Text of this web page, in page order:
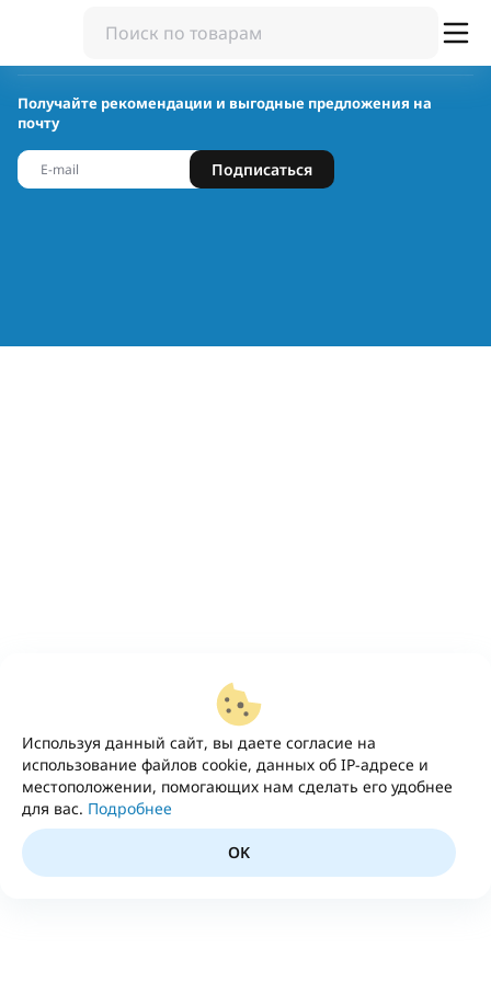
Используя данный сайт, вы даете согласие на
использование файлов cookie, данных об IP-адресе и
местоположении, помогающих нам сделать его удобнее
для вас. Подробнее
OK
Получайте рекомендации и выгодные предложения на
почту
Подписаться